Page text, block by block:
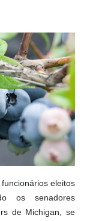
eleitos
os senadores
de Michigan, se